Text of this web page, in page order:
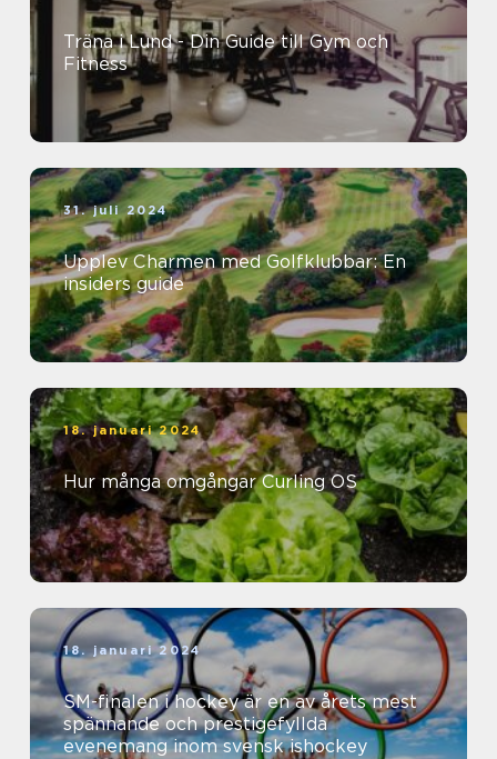
Träna i Lund - Din Guide till Gym och
Fitness
31. juli 2024
Upplev Charmen med Golfklubbar: En
insiders guide
18. januari 2024
Hur många omgångar Curling OS
18. januari 2024
SM-finalen i hockey är en av årets mest
spännande och prestigefyllda
evenemang inom svensk ishockey